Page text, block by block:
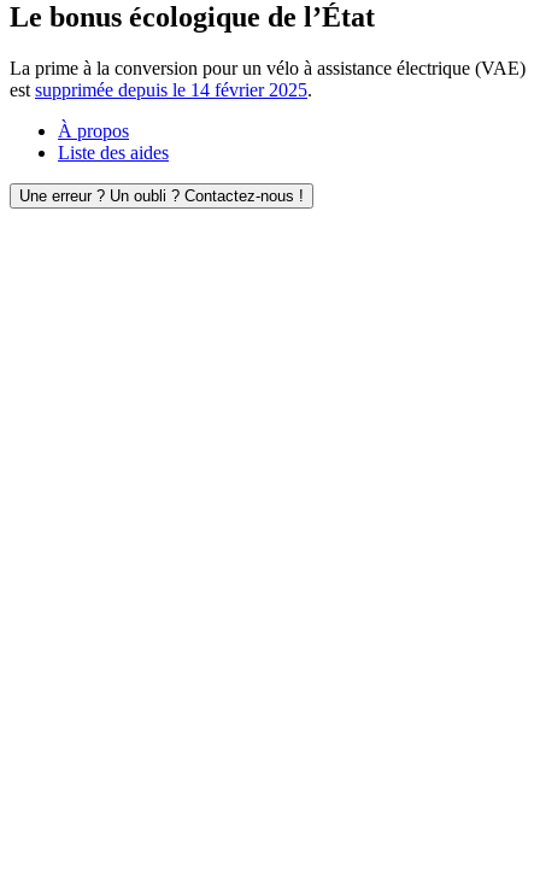
Le bonus écologique de l’État
La prime à la conversion pour un vélo à assistance électrique (VAE)
est supprimée depuis le 14 février 2025.
À propos
Liste des aides
Une erreur ? Un oubli ? Contactez-nous !